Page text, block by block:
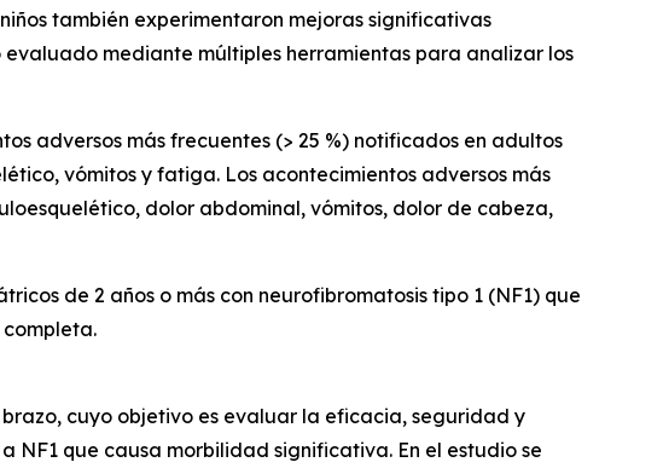
también experimentaron mejoras significativas
mediante múltiples herramientas para analizar los
adversos más frecuentes (> 25 %) notificados en adultos
vómitos y fatiga. Los acontecimientos adversos más
dolor abdominal, vómitos, dolor de cabeza,
de 2 años o más con neurofibromatosis tipo 1 (NF1) que
completa.
cuyo objetivo es evaluar la eficacia, seguridad y
que causa morbilidad significativa. En el estudio se